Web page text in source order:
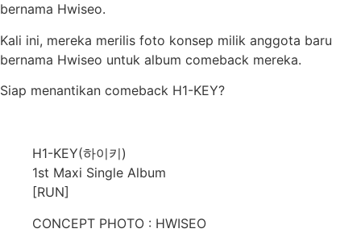
bernama Hwiseo.
Kali ini, mereka merilis foto konsep milik anggota baru
bernama Hwiseo untuk album comeback mereka.
Siap menantikan comeback H1-KEY?
H1-KEY(하이키)
1st Maxi Single Album
[RUN]
CONCEPT PHOTO : HWISEO